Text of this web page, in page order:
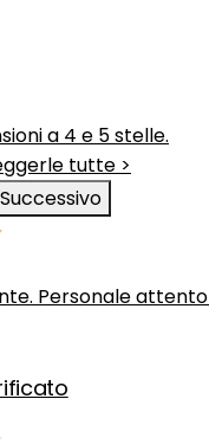
a 4 e 5 stelle.
tutte >
Successivo
Personale